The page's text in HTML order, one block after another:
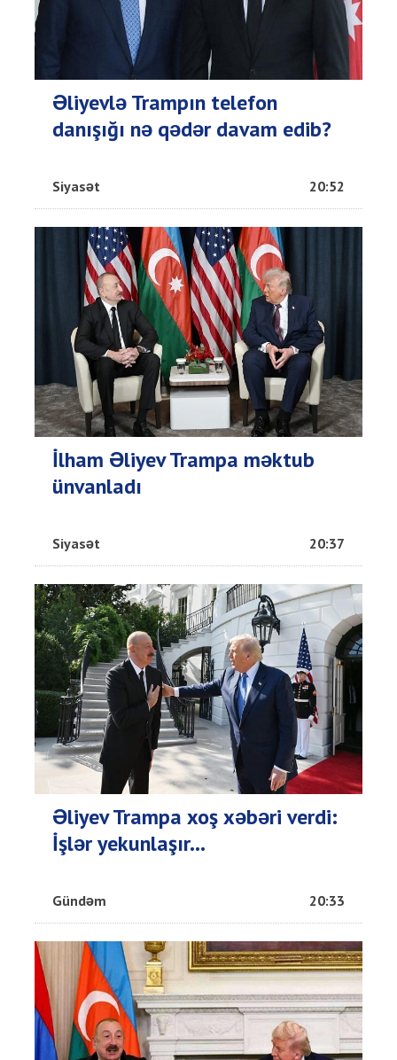
Əliyevlə Trampın telefon
danışığı nə qədər davam edib?
Siyasət 20:52
İlham Əliyev Trampa məktub
ünvanladı
Siyasət 20:37
Əliyev Trampa xoş xəbəri verdi:
İşlər yekunlaşır...
Gündəm 20:33